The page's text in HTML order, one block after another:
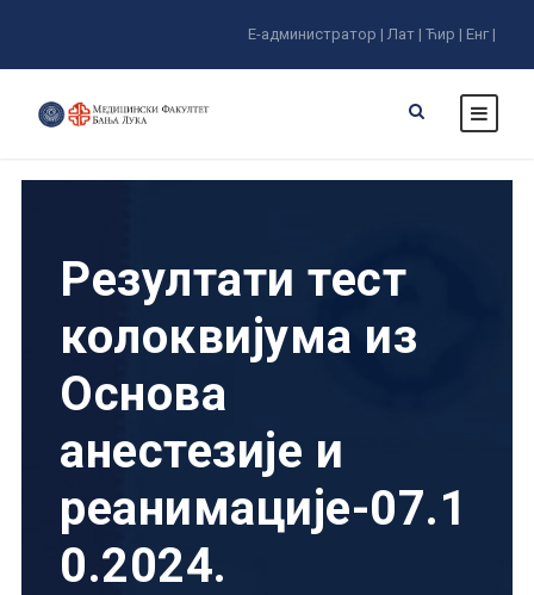
Е-администратор | Лат | Ћир | Енг |
Резултати тест
колоквијума из
Основа
анестезије и
реанимације-07.1
0.2024.